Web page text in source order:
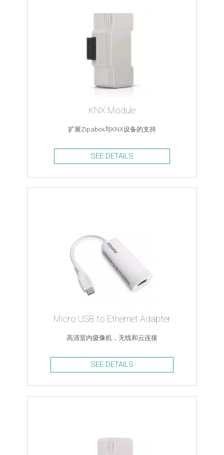
KNX Module
扩展Zipabox与KNX设备的支持
SEE DETAILS
Micro USB to Ethernet Adapter
高清室内摄像机，无线和云连接
SEE DETAILS